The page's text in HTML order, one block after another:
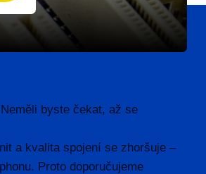
byste čekat, až se
a kvalita spojení se zhoršuje –
Proto doporučujeme